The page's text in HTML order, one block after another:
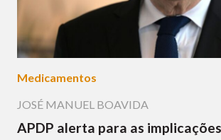
Medicamentos
JOSÉ MANUEL BOAVIDA
APDP alerta para as